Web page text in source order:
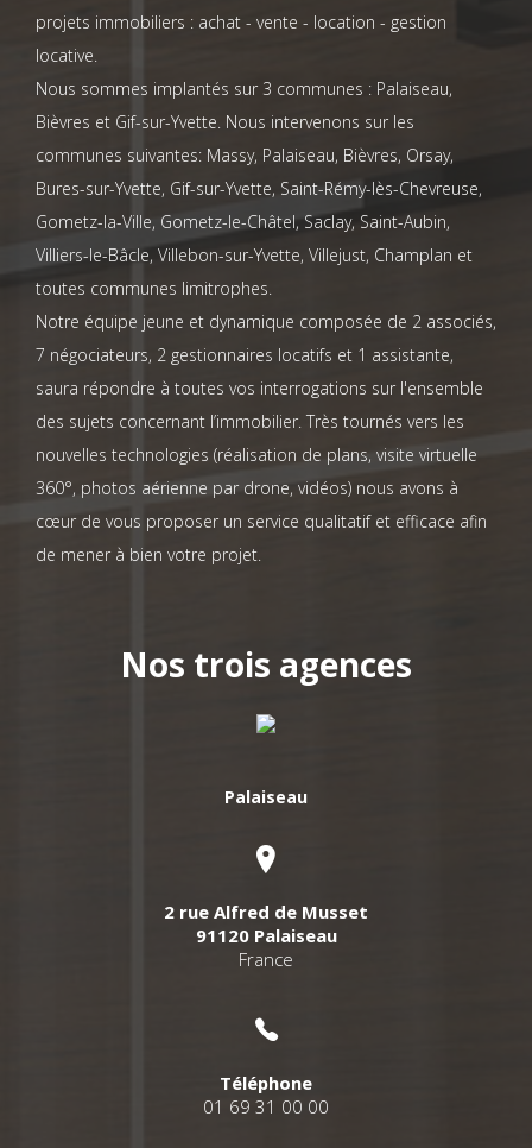
projets immobiliers : achat - vente - location - gestion
locative.
Nous sommes implantés sur 3 communes : Palaiseau,
Bièvres et Gif-sur-Yvette. Nous intervenons sur les
communes suivantes: Massy, Palaiseau, Bièvres, Orsay,
Bures-sur-Yvette, Gif-sur-Yvette, Saint-Rémy-lès-Chevreuse,
Gometz-la-Ville, Gometz-le-Châtel, Saclay, Saint-Aubin,
Villiers-le-Bâcle, Villebon-sur-Yvette, Villejust, Champlan et
toutes communes limitrophes.
Notre équipe jeune et dynamique composée de 2 associés,
7 négociateurs, 2 gestionnaires locatifs et 1 assistante,
saura répondre à toutes vos interrogations sur l'ensemble
des sujets concernant l’immobilier. Très tournés vers les
nouvelles technologies (réalisation de plans, visite virtuelle
360°, photos aérienne par drone, vidéos) nous avons à
cœur de vous proposer un service qualitatif et efficace afin
de mener à bien votre projet.
Nos trois agences
Palaiseau
2 rue Alfred de Musset
91120 Palaiseau
France
Téléphone
01 69 31 00 00